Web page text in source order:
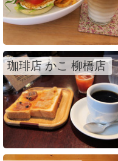
珈琲店 かこ 柳橋店